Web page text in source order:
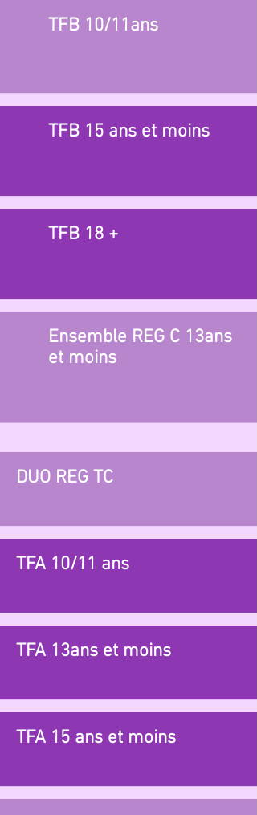
TFB 10/11ans
TFB 15 ans et moins
TFB 18 +
Ensemble REG C 13ans
et moins
DUO REG TC
TFA 10/11 ans
TFA 13ans et moins
TFA 15 ans et moins